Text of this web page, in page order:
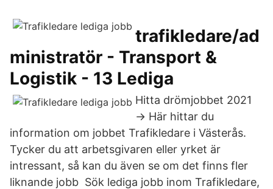
trafikledare/ad
ministratör - Transport &
Logistik - 13 Lediga
Hitta drömjobbet 2021
→ Här hittar du
information om jobbet Trafikledare i Västerås.
Tycker du att arbetsgivaren eller yrket är
intressant, så kan du även se om det finns fler
liknande jobb Sök lediga jobb inom Trafikledare,